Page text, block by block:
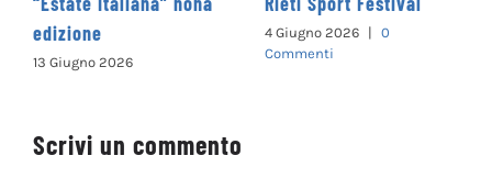
2026
4 Giugno 2026 | 0
Commenti
Scrivi un commento